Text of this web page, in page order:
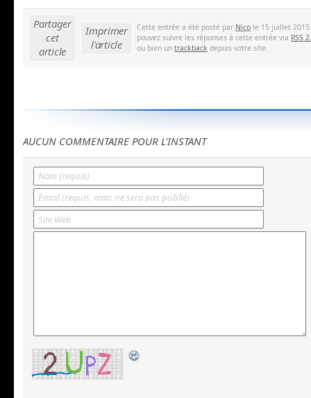
Partager
cet
article
Imprimer
l'article
Cette entrée a été posté par Nico le 15 juillet 2015
pouvez suivre les réponses à cette entrée via RSS
ou bien un trackback depuis votre site.
AUCUN COMMENTAIRE POUR L'INSTANT